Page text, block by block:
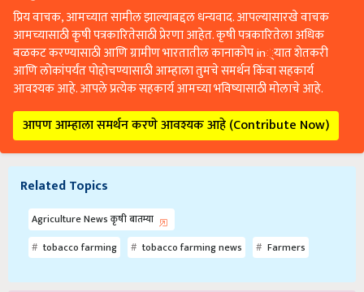
प्रिय वाचक, आमच्यात सामील झाल्याबद्दल धन्यवाद. आपल्यासारखे वाचक
आमच्यासाठी कृषी पत्रकारितेसाठी प्रेरणा आहेत. कृषी पत्रकारितेला अधिक
बळकट करण्यासाठी आणि ग्रामीण भारतातील कानाकोप in्यात शेतकरी
आणि लोकांपर्यंत पोहोचण्यासाठी आम्हाला तुमचे समर्थन किंवा सहकार्य
आवश्यक आहे. आपले प्रत्येक सहकार्य आमच्या भविष्यासाठी मोलाचे आहे.
आपण आम्हाला समर्थन करणे आवश्यक आहे (Contribute Now)
Related Topics
Agriculture News कृषी बातम्या
tobacco farming
tobacco farming news Farmers